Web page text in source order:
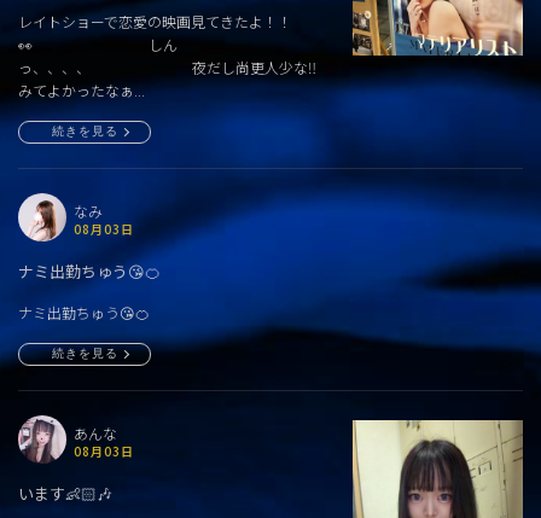
レイトショーで恋愛の映画見てきたよ！！
👀 しん
っ、、、、 夜だし尚更人少な‼️
みてよかったなぁ...
続きを見る
なみ
08月03日
ナミ出勤ちゅう😘🍊
ナミ出勤ちゅう😘🍊
続きを見る
あんな
08月03日
います👶🏻🎶